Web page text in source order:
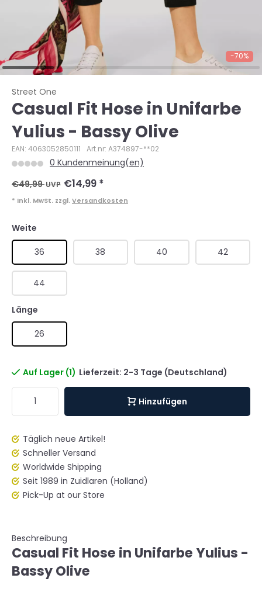
-70%
Street One
Casual Fit Hose in Unifarbe
Yulius - Bassy Olive
EAN: 4063052850111 Art.nr: A374897-**02
0 Kundenmeinung(en)
€49,99UVP €14,99 *
* Inkl. MwSt. zzgl. Versandkosten
Weite
36 38 40 42
44
Länge
26
Auf Lager (1) Lieferzeit: 2-3 Tage (Deutschland)
Hinzufügen
Täglich neue Artikel!
Schneller Versand
Worldwide Shipping
Seit 1989 in Zuidlaren (Holland)
Pick-Up at our Store
Beschreibung
Casual Fit Hose in Unifarbe Yulius -
Bassy Olive